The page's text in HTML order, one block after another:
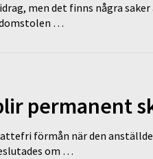
men det finns några
…
permanent
förmån när den
om …